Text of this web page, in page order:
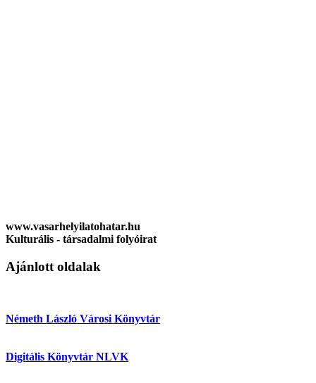
www.vasarhelyilatohatar.hu
Kulturális - társadalmi folyóirat
Ajánlott oldalak
Németh László Városi Könyvtár
Digitális Könyvtár NLVK